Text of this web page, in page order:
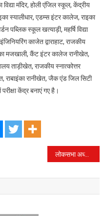
मंदिर, होली एंजिल स्कूल, केंद्रीय
स्यालीधार, एडम्स इंटर कालेज, राइका
पब्लिक स्कूल खत्याड़ी, महर्षि विद्या
काजेत द्वाराहाट, राजकीय
मजखाली, कैंट इंटर कालेज रानीखेत,
ताड़ीखेत, राजकीय स्नात्कोत्तर
राबाइंका रानीखेत, जैक एंड जिल सिटी
केंद्र बनाएं गए है।
लोकसभा अध्यक्ष और संतों ने माेरबी पुल हादसे में मारे गए लोगों को दी श्रद्धांजलि घटनाओं को रोकने के लिये सरकार और समाज को मिलकर कार्य करने की जरूरत :